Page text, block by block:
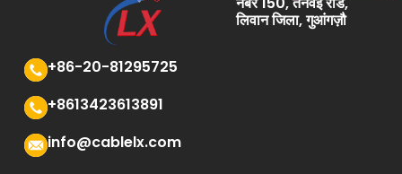
लिवान जिला, गुआंगज़ौ
+86-20-81295725
+8613423613891
info@cablelx.com